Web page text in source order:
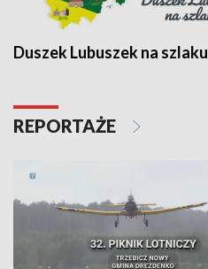
Duszek Lubuszek na szlaku
REPORTAŻE